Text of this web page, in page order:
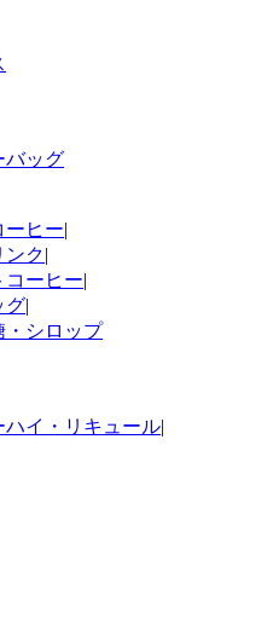
バッグ
ーヒー|
ンク|
コーヒー|
グ|
・シロップ
ハイ・リキュール|